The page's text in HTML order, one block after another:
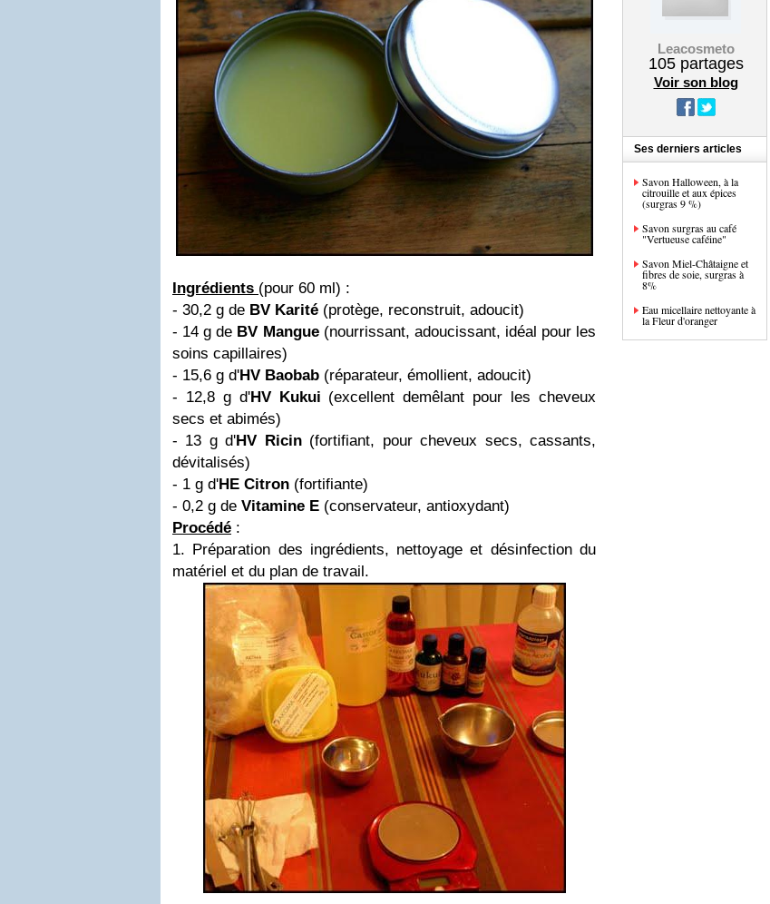
Ingrédients (pour 60 ml) :
- 30,2 g de BV Karité (protège, reconstruit, adoucit)
- 14 g de BV Mangue(nourrissant, adoucissant, idéal pour les
soins capillaires)
- 15,6 g d'HV Baobab (réparateur, émollient, adoucit)
- 12,8 g d'HV Kukui (excellent demêlant pour les cheveux
secs et abimés)
- 13 g d'HV Ricin(fortifiant, pour cheveux secs, cassants,
dévitalisés)
- 1 g d'HE Citron (fortifiante)
- 0,2 g de Vitamine E (conservateur, antioxydant)
Procédé :
1. Préparation des ingrédients, nettoyage et désinfection du
matériel et du plan de travail.
Leacosmeto
105partages
Voir son blog
Ses derniers articles
Savon Halloween, à la
citrouille et aux épices
(surgras 9 %)
Savon surgras au café
"Vertueuse caféine"
Savon Miel-Châtaigne et
fibres de soie, surgras à
8%
Eau micellaire nettoyante à
la Fleur d'oranger